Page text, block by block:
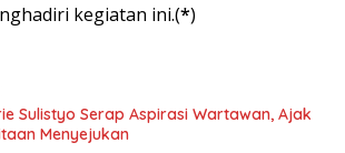
kegiatan ini.(*)
Sulistyo Serap Aspirasi Wartawan, Ajak
Menyejukan